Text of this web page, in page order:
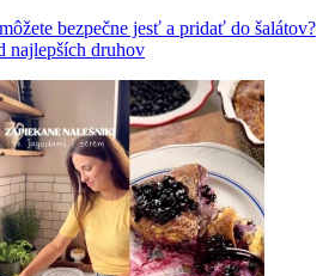
bezpečne jesť a pridať do šalátov?
najlepších druhov